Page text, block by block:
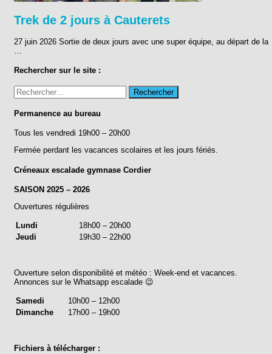
Trek de 2 jours à Cauterets
27 juin 2026 Sortie de deux jours avec une super équipe, au départ de la
…
Rechercher sur le site :
Rechercher :
Permanence au bureau
Tous les vendredi 19h00 – 20h00
Fermée perdant les vacances scolaires et les jours fériés.
Créneaux escalade gymnase Cordier
SAISON 2025 – 2026
Ouvertures régulières
Lundi
18h00 – 20h00
Jeudi
19h30 – 22h00
Ouverture selon disponibilité et météo : Week-end et vacances.
Annonces sur le Whatsapp escalade 😉
Samedi
10h00 – 12h00
Dimanche
17h00 – 19h00
Fichiers à télécharger :